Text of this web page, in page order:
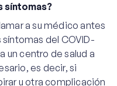
síntomas?
a su médico antes
del COVID-
un centro de salud a
es decir, si
u otra complicación